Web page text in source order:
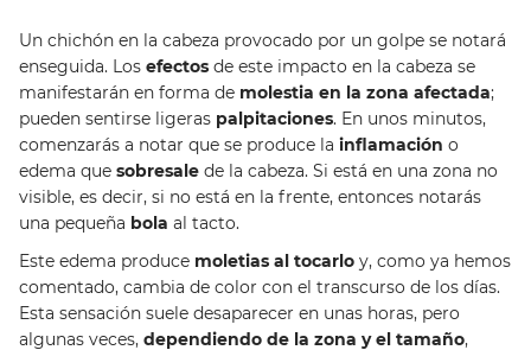
Un chichón en la cabeza provocado por un golpe se notará
enseguida. Los efectos de este impacto en la cabeza se
manifestarán en forma de molestia en la zona afectada;
pueden sentirse ligeras palpitaciones. En unos minutos,
comenzarás a notar que se produce la inflamación o
edema que sobresale de la cabeza. Si está en una zona no
visible, es decir, si no está en la frente, entonces notarás
una pequeña bola al tacto.
Este edema produce moletias al tocarlo y, como ya hemos
comentado, cambia de color con el transcurso de los días.
Esta sensación suele desaparecer en unas horas, pero
algunas veces, dependiendo de la zona y el tamaño,